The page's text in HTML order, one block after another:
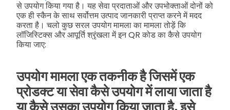
से उपयोग किया गया है। यह सेवा प्रदाताओं और उपभोक्ताओं दोनों को
एक ही स्कैन के साथ सर्वोत्तम उत्पाद जानकारी प्राप्त करने में मदद
करता है। चलो कुछ सरल उपयोग मामला का मामला तोड़ें कि
लॉजिस्टिक्स और आपूर्ति श्रृंखला में इन QR कोड का कैसे उपयोग
किया जाए:
उपयोग मामला एक तकनीक है जिसमें एक
प्रोडक्ट या सेवा कैसे उपयोग में लाया जाता है